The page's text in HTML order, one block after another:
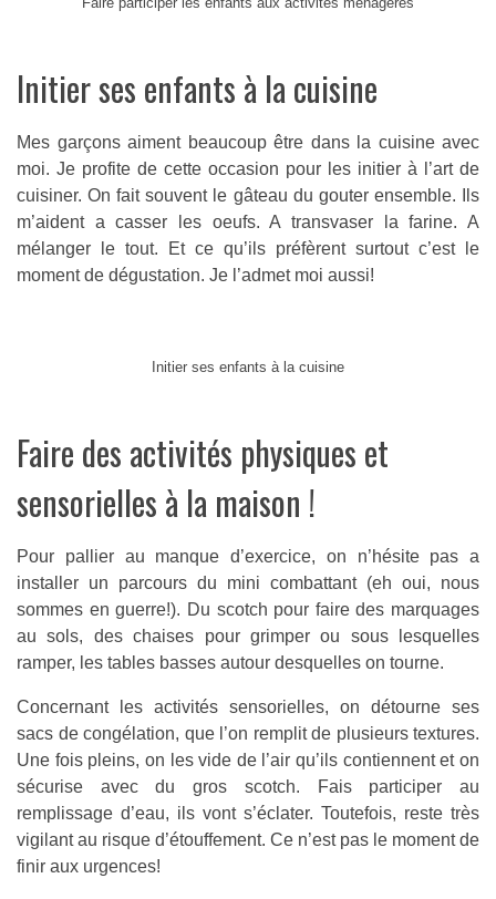
Initier ses enfants à la cuisine
Mes garçons aiment beaucoup être dans la cuisine avec
moi. Je profite de cette occasion pour les initier à l’art de
cuisiner. On fait souvent le gâteau du gouter ensemble. Ils
m’aident a casser les oeufs. A transvaser la farine. A
mélanger le tout. Et ce qu’ils préfèrent surtout c’est le
moment de dégustation. Je l’admet moi aussi!
Initier ses enfants à la cuisine
Faire des activités physiques et
sensorielles à la maison !
Pour pallier au manque d’exercice, on n’hésite pas a
installer un parcours du mini combattant (eh oui, nous
sommes en guerre!). Du scotch pour faire des marquages
au sols, des chaises pour grimper ou sous lesquelles
ramper, les tables basses autour desquelles on tourne.
Concernant les activités sensorielles, on détourne ses
sacs de congélation, que l’on remplit de plusieurs textures.
Une fois pleins, on les vide de l’air qu’ils contiennent et on
sécurise avec du gros scotch. Fais participer au
remplissage d’eau, ils vont s’éclater. Toutefois, reste très
vigilant au risque d’étouffement. Ce n’est pas le moment de
finir aux urgences!